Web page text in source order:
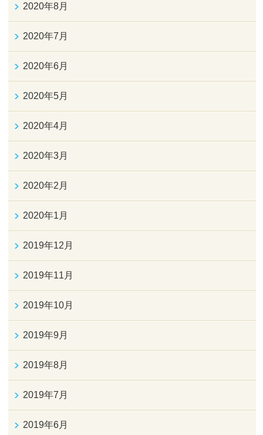
2020年8月
2020年7月
2020年6月
2020年5月
2020年4月
2020年3月
2020年2月
2020年1月
2019年12月
2019年11月
2019年10月
2019年9月
2019年8月
2019年7月
2019年6月